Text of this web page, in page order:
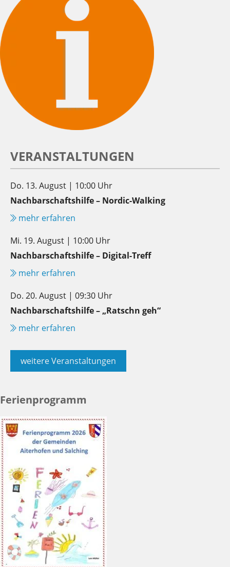
VERANSTALTUNGEN
Do. 13. August | 10:00 Uhr
Nachbarschaftshilfe – Nordic-Walking
mehr erfahren
Mi. 19. August | 10:00 Uhr
Nachbarschaftshilfe – Digital-Treff
mehr erfahren
Do. 20. August | 09:30 Uhr
Nachbarschaftshilfe – „Ratschn geh“
mehr erfahren
weitere Veranstaltungen
Ferienprogramm